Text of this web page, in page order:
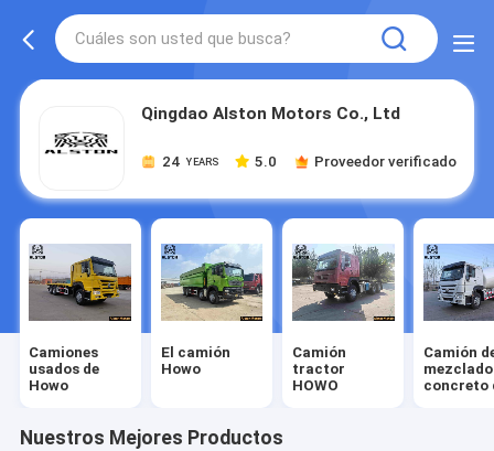
Qingdao Alston Motors Co., Ltd
24 YEARS 5.0 Proveedor verificado
Camiones
usados de
Howo
El camión
Howo
Camión
tractor
HOWO
Camión
concreto
Nuestros Mejores Productos